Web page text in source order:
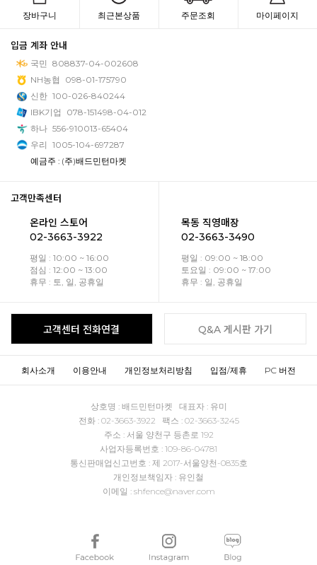
장바구니 최근본상품 주문조회 마이페이지
입금 계좌 안내
국민 808837-04-002608
NH농협
098-01-175790
신한 100-026-840244
IBK기업
078-151498-04-012
하나 556-910013-65404
우리 1005-104-697287
예금주 : (주)배드민턴마켓
고객만족센터
온라인 스토어
02-3663-3922
평일 : 10:00 ~ 16:00
점심 : 12:00 ~ 13:00
휴무 : 토, 일, 공휴일
목동 직영매장
02-3663-3490
평일 : 09:00 ~ 18:00
토요일 : 09:00 ~ 17:00
휴무 : 일, 공휴일
고객센터 전화연결 Q&A 게시판 가기
회사소개 이용안내 개인정보처리방침 입점/제휴 PC 버전
상호명 : 배드민턴마켓 대표자 : 유미
전화 : 02-3663-3922 팩스 : 02-3663-3245
주소 : 서울 양천구 등촌로 192
사업자등록번호 : 109-86-04781
통신판매업신고번호 : 제 2017-서울양천-0835호
개인정보책임자 : 유인철
이메일 : shfence@naver.com